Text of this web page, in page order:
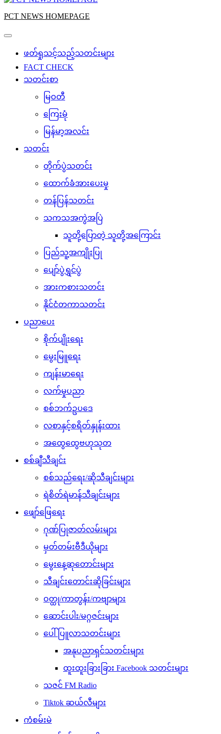
PCT NEWS HOMEPAGE
ဖတ်ရှုသင့်သည့်သတင်းများ
FACT CHECK
သတင်းစာ
မြဝတီ
ကြေးမုံ
မြန်မာ့အလင်း
သတင်း
တိုက်ပွဲသတင်း
ထောက်ခံအားပေးမှု
တန်ပြန်သတင်း
သကသအကွဲအပြဲ
သူတို့ပြောတဲ့ သူတို့အကြောင်း
ပြည်သူ့အကျိုးပြု
ပျော်ပွဲရွှင်ပွဲ
အားကစားသတင်း
နိုင်ငံတကာသတင်း
ပညာပေး
စိုက်ပျိုးရေး
မွေးမြူရေး
ကျန်းမာရေး
လက်မှုပညာ
စစ်ဘက်ဥပဒေ
လစာနှင့်စရိတ်နှုန်းထား
အထွေထွေဗဟုသုတ
စစ်ချီသီချင်း
စစ်သည်ရေး/ဆိုသီချင်းများ
ရဲစိတ်ရဲမာန်သီချင်းများ
ဖျော်ဖြေရေး
ဂုဏ်ပြုဇာတ်လမ်းများ
မှတ်တမ်းဗီဒီယိုများ
မွေးနေ့ဆုတောင်းများ
သီချင်းတောင်းဆိုခြင်းများ
ဝတ္ထု/ကာတွန်း/ကဗျာများ
ဆောင်းပါး/မဂ္ဂဇင်းများ
ပေါ်ပြူလာသတင်းများ
အနုပညာရှင်သတင်းများ
ထူးထူးခြားခြား Facebook သတင်းများ
သဇင် FM Radio
Tiktok ဆယ်လီများ
ကံစမ်းမဲ